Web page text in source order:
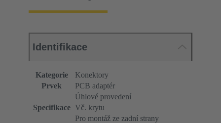
Identifikace
Kategorie
Konektory
Prvek
PCB adaptér
Specifikace
Úhlové provedení
Vč. krytu
Pro montáž ze zadní strany